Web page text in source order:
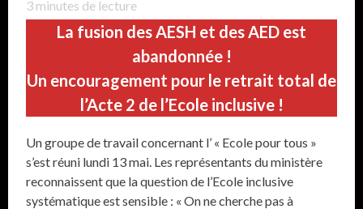
3 minutes de lecture
La fusion des AESH et des AED est
abandonnée !
Un encouragement pour le retrait total de
l’Acte 2 de l’Ecole inclusive !
Un groupe de travail concernant l’ « Ecole pour tous »
s’est réuni lundi 13 mai. Les représentants du ministère
reconnaissent que la question de l’Ecole inclusive
systématique est sensible : « On ne cherche pas à